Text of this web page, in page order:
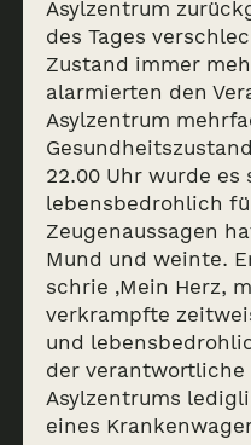
Asylzentrum
des Tages
Zustand immer
alarmierten den
Asylzentrum
22.00 Uhr wurde
lebensbedrohlich
Zeugenaussagen
Mund und weinte.
schrie ‚Mein Herz,
verkrampfte
und
der
Asylzentrums
eines